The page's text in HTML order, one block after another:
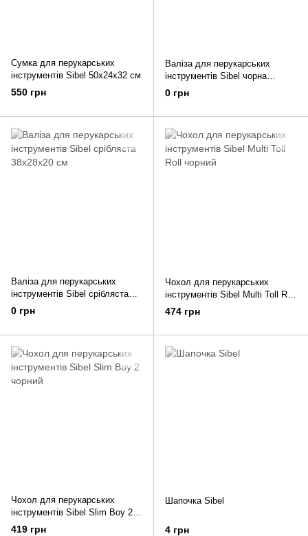
Сумка для перукарських
інструментів Sibel 50х24х32 см
550 грн
Валіза для перукарських
інструментів Sibel чорна
38х28х20 см
0 грн
Валіза для перукарських
інструментів Sibel срібляста
38х28х20 см
0 грн
Чохол для перукарських
інструментів Sibel Multi Toll Roll
чорний
474 грн
Чохол для перукарських
інструментів Sibel Slim Boy 2
чорний
419 грн
Шапочка Sibel
4 грн